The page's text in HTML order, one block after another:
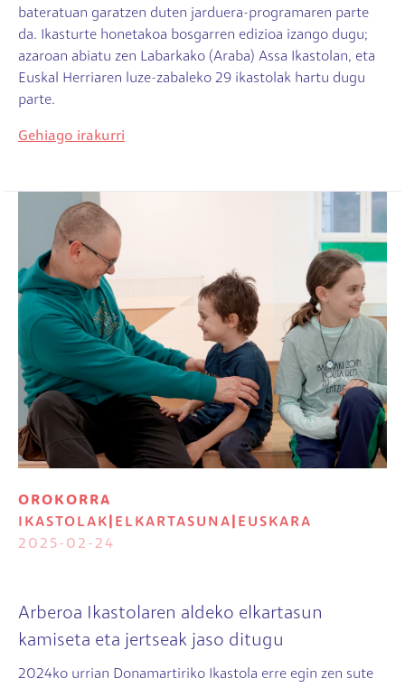
bateratuan garatzen duten jarduera-programaren parte
da. Ikasturte honetakoa bosgarren edizioa izango dugu;
azaroan abiatu zen Labarkako (Araba) Assa Ikastolan, eta
Euskal Herriaren luze-zabaleko 29 ikastolak hartu dugu
parte.
Gehiago irakurri
OROKORRA
IKASTOLAK
ELKARTASUNA
EUSKARA
2025-02-24
Arberoa Ikastolaren aldeko elkartasun
kamiseta eta jertseak jaso ditugu
2024ko urrian Donamartiriko Ikastola erre egin zen sute